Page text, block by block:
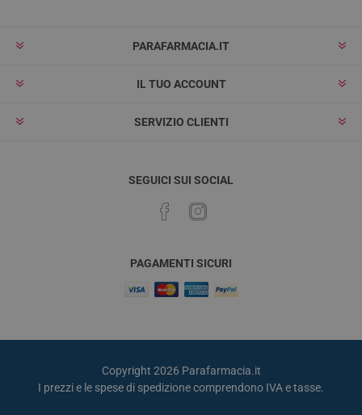
PARAFARMACIA.IT
IL TUO ACCOUNT
SERVIZIO CLIENTI
SEGUICI SUI SOCIAL
PAGAMENTI SICURI
Copyright 2026 Parafarmacia.it
I prezzi e le spese di spedizione comprendono IVA e tasse.